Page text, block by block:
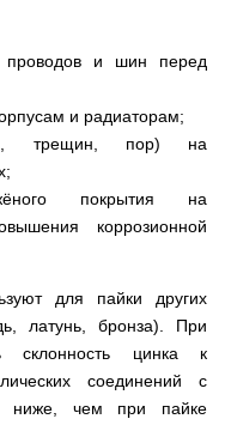
проводов и шин перед
и радиаторам;
трещин, пор) на
покрытия на
коррозионной
для пайки других
латунь, бронза). При
склонность цинка к
соединений с
ниже, чем при пайке